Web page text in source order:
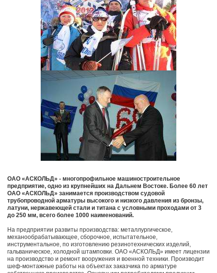
ОАО «АСКОЛЬД» - многопрофильное машиностроительное
предприятие, одно из крупнейших на Дальнем Востоке. Более 60 лет
ОАО «АСКОЛЬД» занимается производством судовой
трубопроводной арматуры высокого и низкого давления из бронзы,
латуни, нержавеющей стали и титана с условными проходами от 3
до 250 мм, всего более 1000 наименований.
На предприятии развиты производства: металлургическое,
механообрабатывающее, сборочное, испытательное,
инструментальное, по изготовлению резинотехнических изделий,
гальваническое, холодной штамповки. ОАО «АСКОЛЬД» имеет лицензии
на производство и ремонт вооружения и военной техники. Производит
шеф-монтажные работы на объектах заказчика по арматуре